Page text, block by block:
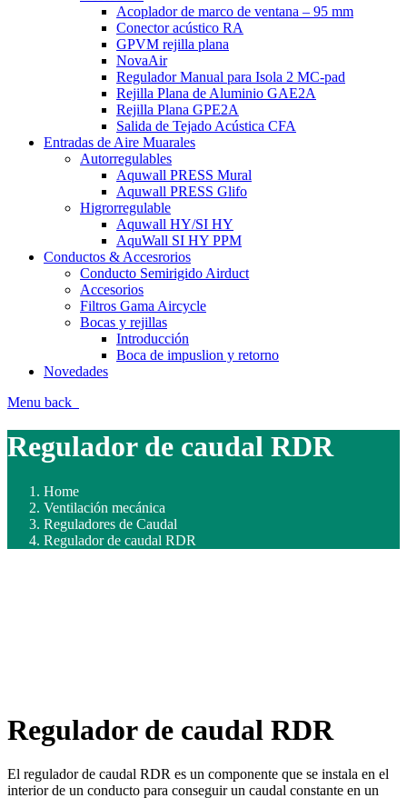
Acoplador de marco de ventana – 95 mm
Conector acústico RA
GPVM rejilla plana
NovaAir
Regulador Manual para Isola 2 MC-pad
Rejilla Plana de Aluminio GAE2A
Rejilla Plana GPE2A
Salida de Tejado Acústica CFA
Entradas de Aire Muarales
Autorregulables
Aquwall PRESS Mural
Aquwall PRESS Glifo
Higrorregulable
Aquwall HY/SI HY
AquWall SI HY PPM
Conductos & Accesrorios
Conducto Semirigido Airduct
Accesorios
Filtros Gama Aircycle
Bocas y rejillas
Introducción
Boca de impuslion y retorno
Novedades
Menu back
Regulador de caudal RDR
Home
Ventilación mecánica
Reguladores de Caudal
Regulador de caudal RDR
Regulador de caudal RDR
El regulador de caudal RDR es un componente que se instala en el
interior de un conducto para conseguir un caudal constante en un